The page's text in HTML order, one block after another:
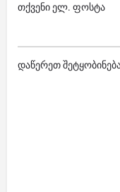
თქვენი ელ. ფოსტა
დაწერეთ